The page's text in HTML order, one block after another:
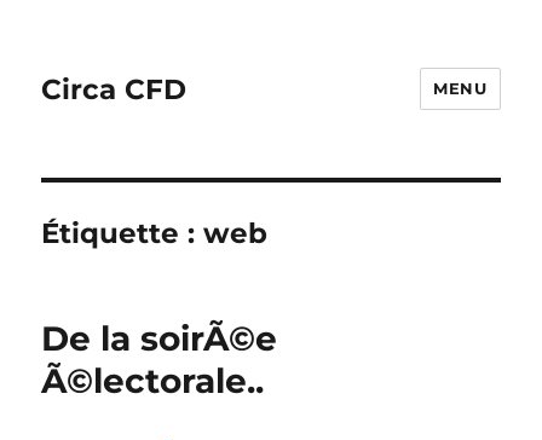
Circa CFD MENU
Étiquette :web
De la soirÃ©e
Ã©lectorale..